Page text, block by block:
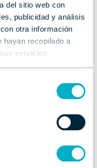
del sitio web con
publicidad y análisis
otra información
hayan recopilado a
servicios.
barco
Unbarco
al sistema de
los riesgos
a navegantes en
a punto de sus
en cada travesía.